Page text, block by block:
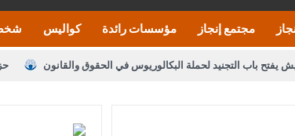
كواليس مؤسسات رائدة مجتمع إنجاز
يفتح باب التجنيد لحملة البكالوريوس في الحقوق والقانون
اليومية ويؤكد حرص مجلس النواب على شراكة فاعلة مع الإعلام